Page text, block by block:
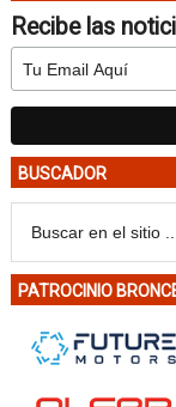
Recibe las
BUSCADOR
PATROCINIO